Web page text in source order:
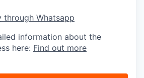
through Whatsapp
information about the
here: Find out more